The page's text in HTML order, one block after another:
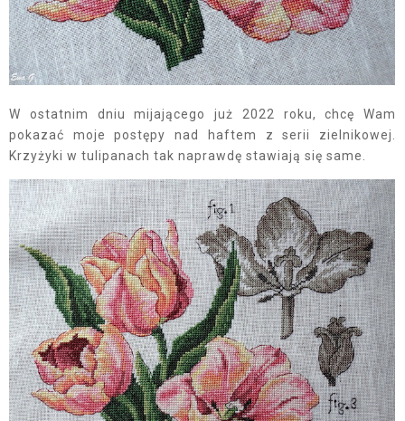
W ostatnim dniu mijającego już 2022 roku, chcę Wam
pokazać moje postępy nad haftem z serii zielnikowej.
Krzyżyki w tulipanach tak naprawdę stawiają się same.